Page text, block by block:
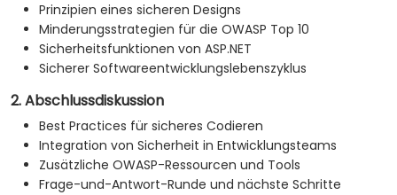
Prinzipien eines sicheren Designs
Minderungsstrategien für die OWASP Top 10
Sicherheitsfunktionen von ASP.NET
Sicherer Softwareentwicklungslebenszyklus
2. Abschlussdiskussion
Best Practices für sicheres Codieren
Integration von Sicherheit in Entwicklungsteams
Zusätzliche OWASP-Ressourcen und Tools
Frage-und-Antwort-Runde und nächste Schritte